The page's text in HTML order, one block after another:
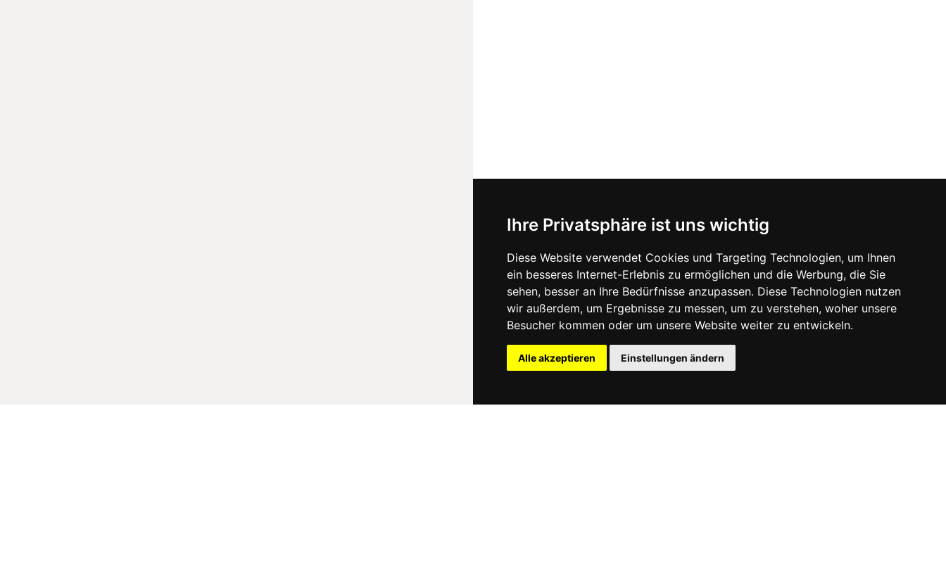
Ihre Privatsphäre ist uns wichtig
Diese Website verwendet Cookies und Targeting Technologien, um Ihnen
ein besseres Internet-Erlebnis zu ermöglichen und die Werbung, die Sie
sehen, besser an Ihre Bedürfnisse anzupassen. Diese Technologien nutzen
wir außerdem, um Ergebnisse zu messen, um zu verstehen, woher unsere
Besucher kommen oder um unsere Website weiter zu entwickeln.
Alle akzeptieren Einstellungen ändern